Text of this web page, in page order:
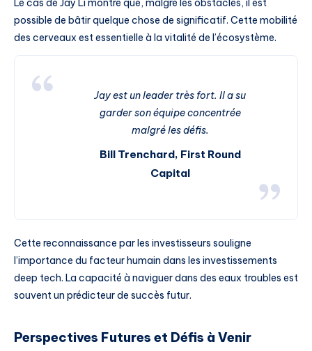
possible de bâtir quelque chose de significatif. Cette mobilité
des cerveaux est essentielle à la vitalité de l’écosystème.
Jay est un leader très fort. Il a su
garder son équipe concentrée
malgré les défis.
Bill Trenchard, First Round
Capital
Cette reconnaissance par les investisseurs souligne
l’importance du facteur humain dans les investissements
deep tech. La capacité à naviguer dans des eaux troubles est
souvent un prédicteur de succès futur.
Perspectives Futures et Défis à Venir